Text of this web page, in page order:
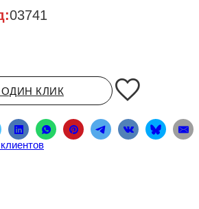
03741
КЛИК